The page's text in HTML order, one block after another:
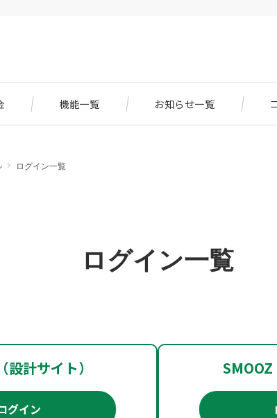
機能一覧 お知らせ一覧
ログイン一覧
ログイン一覧
設計サイト）
グイン
SMOOZ